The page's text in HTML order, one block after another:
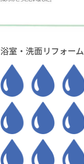
浴室・洗面リフォーム